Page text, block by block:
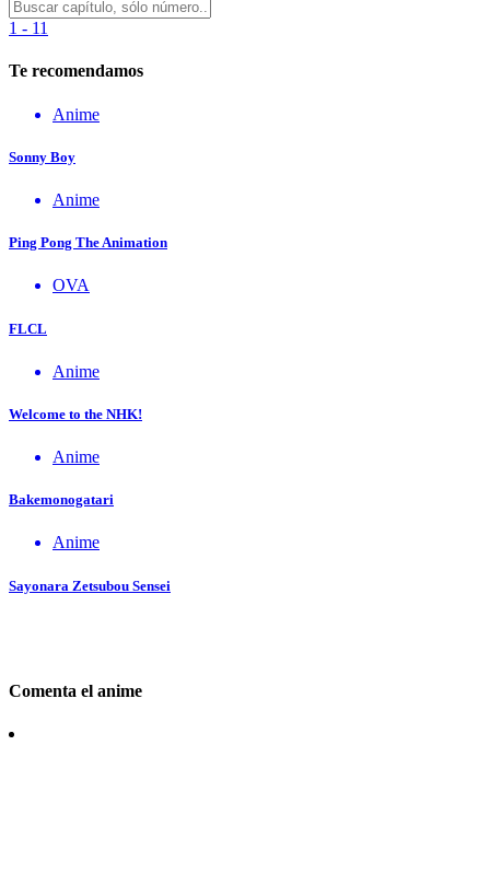
1 - 11
Te recomendamos
Anime
Sonny Boy
Anime
Ping Pong The Animation
OVA
FLCL
Anime
Welcome to the NHK!
Anime
Bakemonogatari
Anime
Sayonara Zetsubou Sensei
Comenta el anime